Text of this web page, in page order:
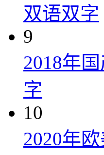
双语双字
9
2018年
字
10
2020年